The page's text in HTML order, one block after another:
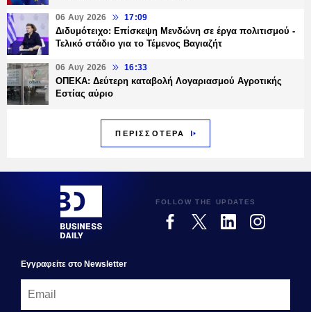
06 Αυγ 2026 17:09
Διδυμότειχο: Επίσκεψη Μενδώνη σε έργα πολιτισμού -
Τελικό στάδιο για το Τέμενος Βαγιαζήτ
06 Αυγ 2026 16:33
ΟΠΕΚΑ: Δεύτερη καταβολή Λογαριασμού Αγροτικής
Εστίας αύριο
ΠΕΡΙΣΣΟΤΕΡΑ
FOLLOW THE UPDATES
Εγγραφεiτε στο Newsletter